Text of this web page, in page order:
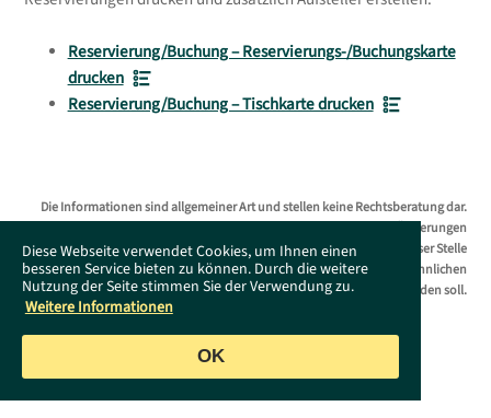
Diese Webseite verwendet Cookies, um Ihnen einen
besseren Service bieten zu können. Durch die weitere
Nutzung der Seite stimmen Sie der Verwendung zu.
Weitere Informationen
OK
Reservierung/Buchung – Reservierungs-/Buchungskarte
drucken
Reservierung/Buchung – Tischkarte drucken
Die Informationen sind allgemeiner Art und stellen keine Rechtsberatung dar.
Das Supportportal erhebt keinen Anspruch auf Vollständigkeit. Änderungen
bleiben ohne Vorankündigung jederzeit vorbehalten. Es wird an dieser Stelle
darauf hingewiesen, dass die ausschließliche Verwendung der männlichen
Form geschlechtsunabhängig verstanden werden soll.